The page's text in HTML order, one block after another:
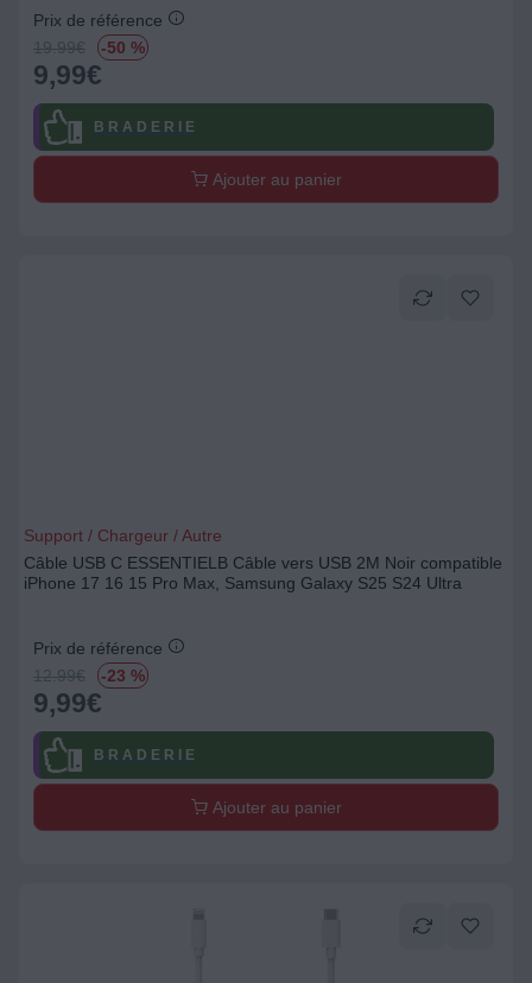
Prix de référence
19.99€ -50 %
9,99€
B R A D E R I E
Ajouter au panier
Support / Chargeur / Autre
Câble USB C ESSENTIELB Câble vers USB 2M Noir compatible
iPhone 17 16 15 Pro Max, Samsung Galaxy S25 S24 Ultra
Prix de référence
12.99€ -23 %
9,99€
B R A D E R I E
Ajouter au panier